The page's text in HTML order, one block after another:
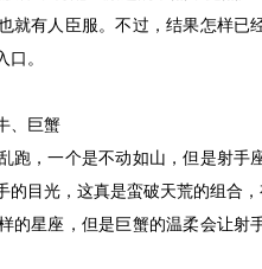
就有人臣服。不过，结果怎样已
。
、巨蟹
跑，一个是不动如山，但是射
目光，这真是蛮破天荒的组合，
的星座，但是巨蟹的温柔会让